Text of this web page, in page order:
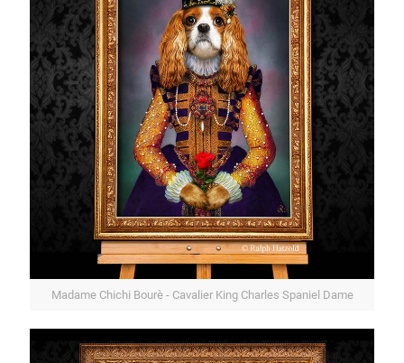
Madame Chichi Bourè - Cavalier King Charles Spaniel Dame